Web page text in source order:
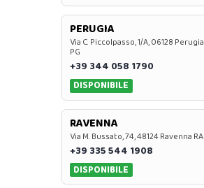
PERUGIA
Via C. Piccolpasso, 1/A, 06128 Perugia
PG
+39 344 058 1790
DISPONIBILE
RAVENNA
Via M. Bussato, 74, 48124 Ravenna RA
+39 335 544 1908
DISPONIBILE